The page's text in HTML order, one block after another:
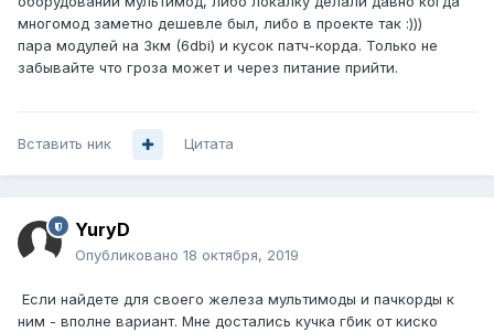
многомод заметно дешевле был, либо в проекте так :)))
пара модулей на 3км (6dbi) и кусок патч-корда. Только не
забывайте что гроза может и через питание прийти.
Вставить ник Цитата
YuryD
Опубликовано 18 октября, 2019
Если найдете для своего железа мультимоды и пачкорды к
ним - вполне вариант. Мне достались кучка гбик от киско